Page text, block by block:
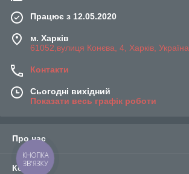
Працює з 12.05.2020
м. Харків
61052,вулиця Конєва, 4, Харків, Україна
Контакти
Сьогодні вихідний
Показати весь графік роботи
Про нас
Контакти
КНОПКА
ЗВ'ЯЗКУ